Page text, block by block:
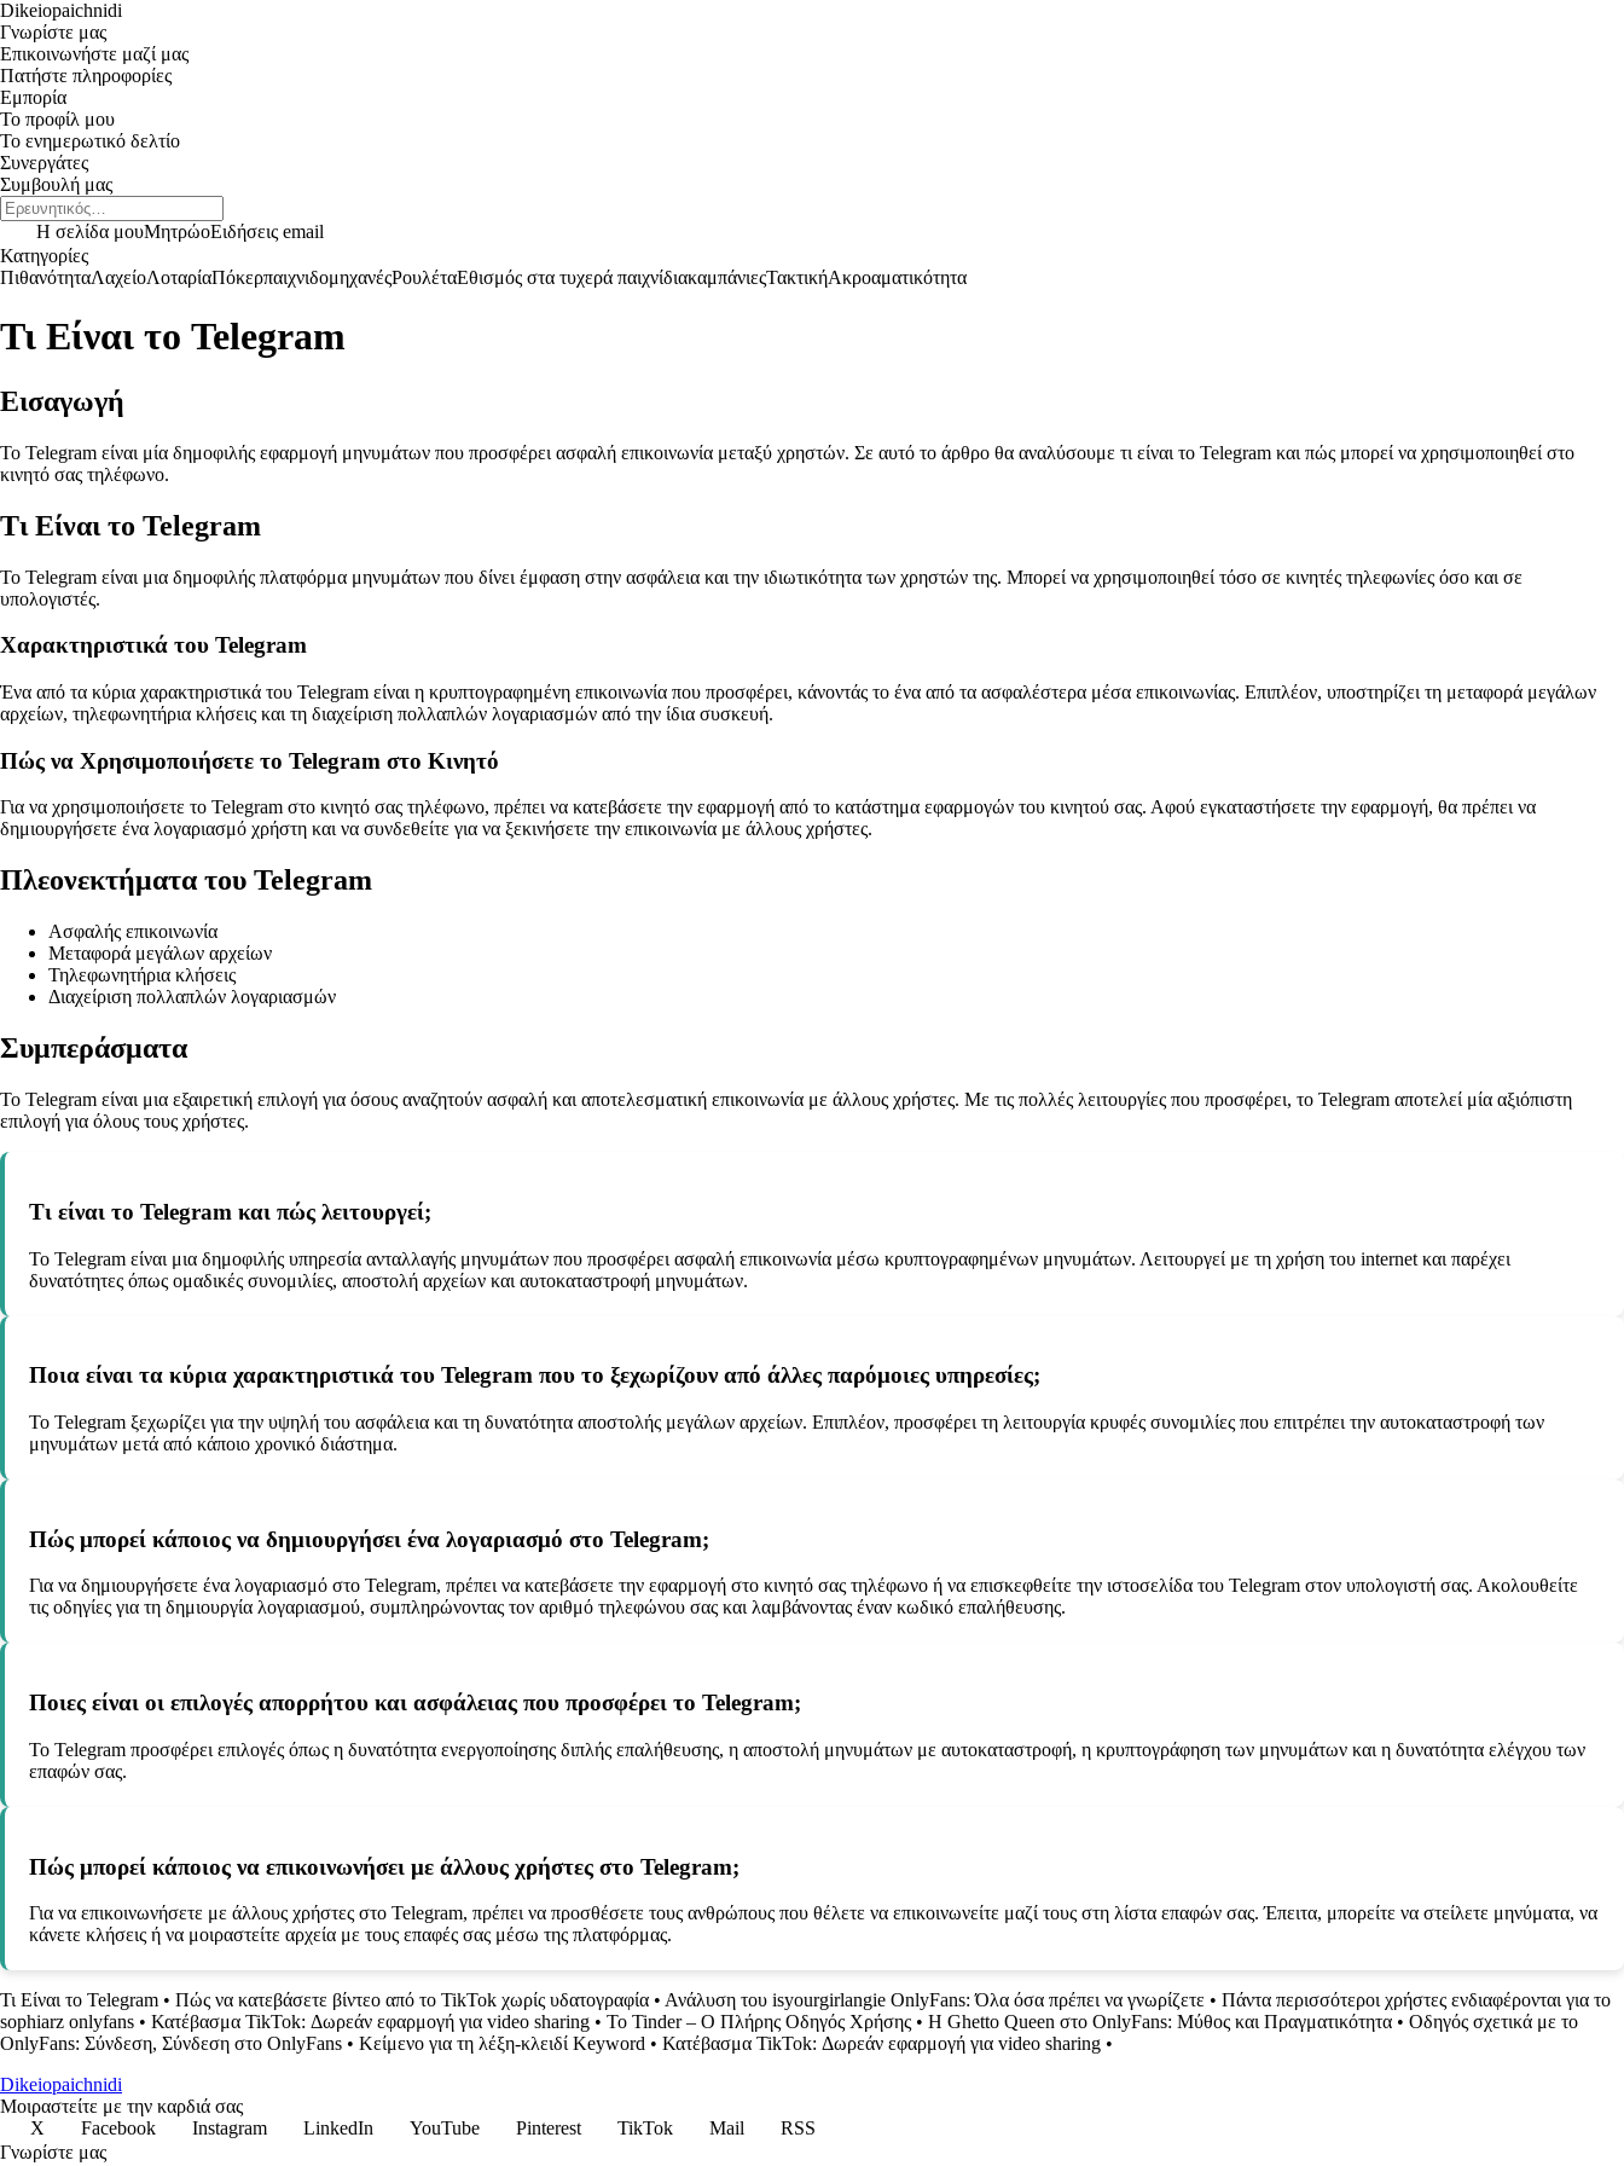
Dikeiopaichnidi
Γνωρίστε μας
Επικοινωνήστε μαζί μας
Πατήστε πληροφορίες
Εμπορία
Το προφίλ μου
Το ενημερωτικό δελτίο
Συνεργάτες
Συμβουλή μας
Η σελίδα μουΜητρώοΕιδήσεις email
Κατηγορίες
ΠιθανότηταΛαχείοΛοταρίαΠόκερπαιχνιδομηχανέςΡουλέταΕθισμός στα τυχερά παιχνίδιακαμπάνιεςΤακτικήΑκροαματικότητα
Τι Είναι το Telegram
Εισαγωγή
Το Telegram είναι μία δημοφιλής εφαρμογή μηνυμάτων που προσφέρει ασφαλή επικοινωνία μεταξύ χρηστών. Σε αυτό το άρθρο θα αναλύσουμε τι είναι το Telegram και πώς μπορεί να χρησιμοποιηθεί στο
κινητό σας τηλέφωνο.
Τι Είναι το Telegram
Το Telegram είναι μια δημοφιλής πλατφόρμα μηνυμάτων που δίνει έμφαση στην ασφάλεια και την ιδιωτικότητα των χρηστών της. Μπορεί να χρησιμοποιηθεί τόσο σε κινητές τηλεφωνίες όσο και σε
υπολογιστές.
Χαρακτηριστικά του Telegram
Ένα από τα κύρια χαρακτηριστικά του Telegram είναι η κρυπτογραφημένη επικοινωνία που προσφέρει, κάνοντάς το ένα από τα ασφαλέστερα μέσα επικοινωνίας. Επιπλέον, υποστηρίζει τη μεταφορά μεγάλων
αρχείων, τηλεφωνητήρια κλήσεις και τη διαχείριση πολλαπλών λογαριασμών από την ίδια συσκευή.
Πώς να Χρησιμοποιήσετε το Telegram στο Κινητό
Για να χρησιμοποιήσετε το Telegram στο κινητό σας τηλέφωνο, πρέπει να κατεβάσετε την εφαρμογή από το κατάστημα εφαρμογών του κινητού σας. Αφού εγκαταστήσετε την εφαρμογή, θα πρέπει να
δημιουργήσετε ένα λογαριασμό χρήστη και να συνδεθείτε για να ξεκινήσετε την επικοινωνία με άλλους χρήστες.
Πλεονεκτήματα του Telegram
Ασφαλής επικοινωνία
Μεταφορά μεγάλων αρχείων
Τηλεφωνητήρια κλήσεις
Διαχείριση πολλαπλών λογαριασμών
Συμπεράσματα
Το Telegram είναι μια εξαιρετική επιλογή για όσους αναζητούν ασφαλή και αποτελεσματική επικοινωνία με άλλους χρήστες. Με τις πολλές λειτουργίες που προσφέρει, το Telegram αποτελεί μία αξιόπιστη
επιλογή για όλους τους χρήστες.
Τι είναι το Telegram και πώς λειτουργεί;
Το Telegram είναι μια δημοφιλής υπηρεσία ανταλλαγής μηνυμάτων που προσφέρει ασφαλή επικοινωνία μέσω κρυπτογραφημένων μηνυμάτων. Λειτουργεί με τη χρήση του internet και παρέχει
δυνατότητες όπως ομαδικές συνομιλίες, αποστολή αρχείων και αυτοκαταστροφή μηνυμάτων.
Ποια είναι τα κύρια χαρακτηριστικά του Telegram που το ξεχωρίζουν από άλλες παρόμοιες υπηρεσίες;
Το Telegram ξεχωρίζει για την υψηλή του ασφάλεια και τη δυνατότητα αποστολής μεγάλων αρχείων. Επιπλέον, προσφέρει τη λειτουργία κρυφές συνομιλίες που επιτρέπει την αυτοκαταστροφή των
μηνυμάτων μετά από κάποιο χρονικό διάστημα.
Πώς μπορεί κάποιος να δημιουργήσει ένα λογαριασμό στο Telegram;
Για να δημιουργήσετε ένα λογαριασμό στο Telegram, πρέπει να κατεβάσετε την εφαρμογή στο κινητό σας τηλέφωνο ή να επισκεφθείτε την ιστοσελίδα του Telegram στον υπολογιστή σας. Ακολουθείτε
τις οδηγίες για τη δημιουργία λογαριασμού, συμπληρώνοντας τον αριθμό τηλεφώνου σας και λαμβάνοντας έναν κωδικό επαλήθευσης.
Ποιες είναι οι επιλογές απορρήτου και ασφάλειας που προσφέρει το Telegram;
Το Telegram προσφέρει επιλογές όπως η δυνατότητα ενεργοποίησης διπλής επαλήθευσης, η αποστολή μηνυμάτων με αυτοκαταστροφή, η κρυπτογράφηση των μηνυμάτων και η δυνατότητα ελέγχου των
επαφών σας.
Πώς μπορεί κάποιος να επικοινωνήσει με άλλους χρήστες στο Telegram;
Για να επικοινωνήσετε με άλλους χρήστες στο Telegram, πρέπει να προσθέσετε τους ανθρώπους που θέλετε να επικοινωνείτε μαζί τους στη λίστα επαφών σας. Έπειτα, μπορείτε να στείλετε μηνύματα, να
κάνετε κλήσεις ή να μοιραστείτε αρχεία με τους επαφές σας μέσω της πλατφόρμας.
Τι Είναι το Telegram • Πώς να κατεβάσετε βίντεο από το TikTok χωρίς υδατογραφία • Ανάλυση του isyourgirlangie OnlyFans: Όλα όσα πρέπει να γνωρίζετε • Πάντα περισσότεροι χρήστες ενδιαφέρονται για το
sophiarz onlyfans • Κατέβασμα TikTok: Δωρεάν εφαρμογή για video sharing • Το Tinder – Ο Πλήρης Οδηγός Χρήσης • Η Ghetto Queen στο OnlyFans: Μύθος και Πραγματικότητα • Οδηγός σχετικά με το
OnlyFans: Σύνδεση, Σύνδεση στο OnlyFans • Κείμενο για τη λέξη-κλειδί Keyword • Κατέβασμα TikTok: Δωρεάν εφαρμογή για video sharing •
Dikeiopaichnidi
Μοιραστείτε με την καρδιά σας
X
Facebook Instagram LinkedIn YouTube Pinterest TikTok Mail
RSS
Γνωρίστε μας